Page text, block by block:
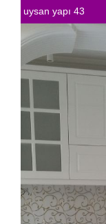
uysan yapı 43